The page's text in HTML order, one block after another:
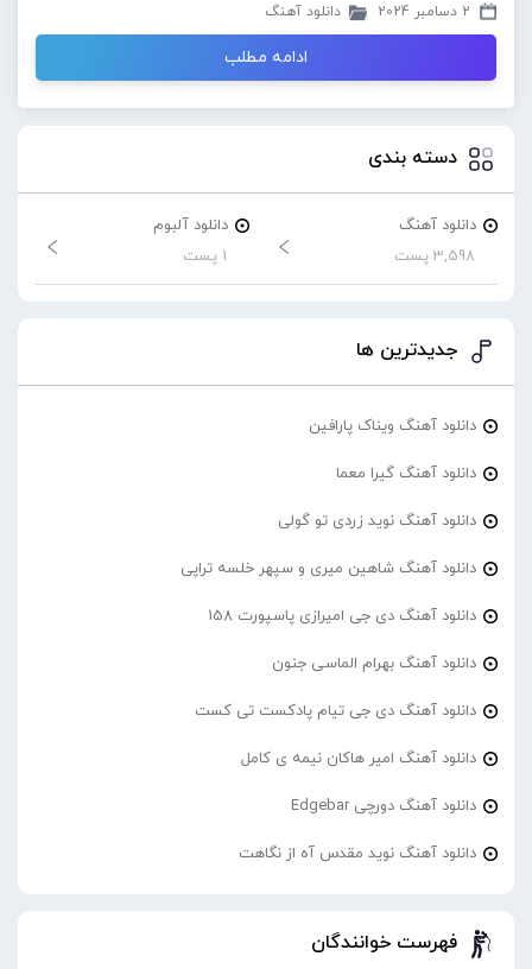
2 دسامبر 2024 دانلود آهنگ
ادامه مطلب
دسته بندی
دانلود آهنگ
3,598 پست
دانلود آلبوم
1 پست
جدیدترین ها
دانلود آهنگ ویناک پارافین
دانلود آهنگ گیرا معما
دانلود آهنگ نوید زردی تو گولی
دانلود آهنگ شاهین میری و سپهر خلسه تراپی
دانلود آهنگ دی جی امیرازی پاسپورت 158
دانلود آهنگ بهرام الماسی جنون
دانلود آهنگ دی جی تیام پادکست تی کست
دانلود آهنگ امیر هاکان نیمه ی کامل
دانلود آهنگ دورچی Edgebar
دانلود آهنگ نوید مقدس آه از نگاهت
فهرست خوانندگان